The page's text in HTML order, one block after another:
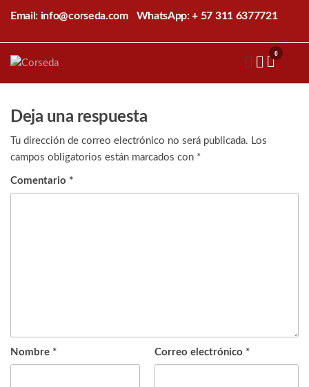
contenido
Email: info@corseda.com WhatsApp: + 57 311 6377721
sericultura
0
Deja una respuesta
Tu dirección de correo electrónico no será publicada. Los
campos obligatorios están marcados con *
Comentario *
Nombre * Correo electrónico *